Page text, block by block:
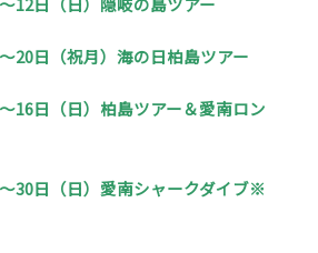
日（祝月）海の日柏島ツアー
日（日）柏島ツアー＆愛南ロン
日（日）愛南シャークダイブ※